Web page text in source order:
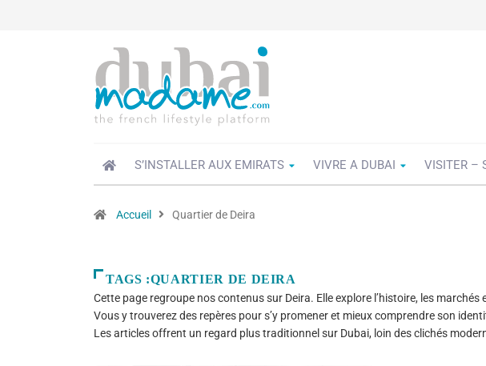
S’INSTALLER AUX EMIRATS VIVRE A DUBAI VISITER –
Accueil Quartier de Deira
TAGS :QUARTIER DE DEIRA
Cette page regroupe nos contenus sur Deira. Elle explore l’histoire, les marchés
Vous y trouverez des repères pour s’y promener et mieux comprendre son
Les articles offrent un regard plus traditionnel sur Dubai, loin des clichés